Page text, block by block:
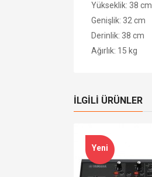
Yükseklik: 38 cm
Genişlik: 32 cm
Derinlik: 38 cm
Ağırlık: 15 kg
İLGILI ÜRÜNLER
Yeni